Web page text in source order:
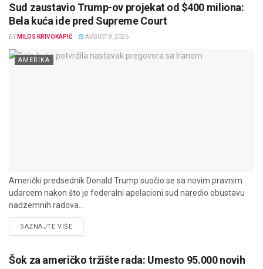
Sud zaustavio Trump-ov projekat od $400 miliona:
Bela kuća ide pred Supreme Court
BY MILOS KRIVOKAPIĆ AVGUST 8, 2026
AMERIKA
Američki predsednik Donald Trump suočio se sa novim pravnim
udarcem nakon što je federalni apelacioni sud naredio obustavu
nadzemnih radova...
SAZNAJTE VIŠEDETAILS
Šok za američko tržište rada: Umesto 95.000 novih